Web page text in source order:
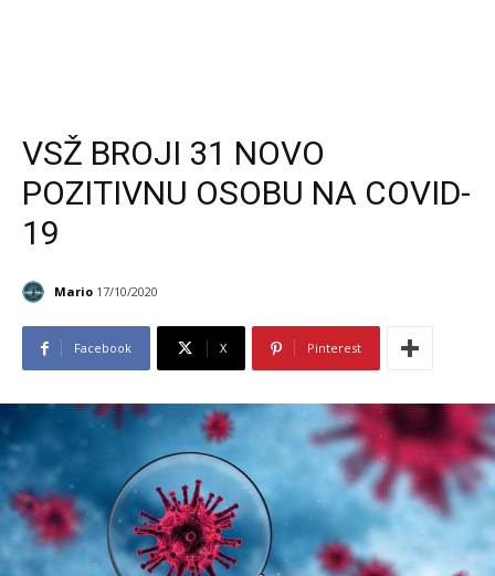
VSŽ BROJI 31 NOVO
POZITIVNU OSOBU NA COVID-
19
Mario 17/10/2020
Facebook X Pinterest